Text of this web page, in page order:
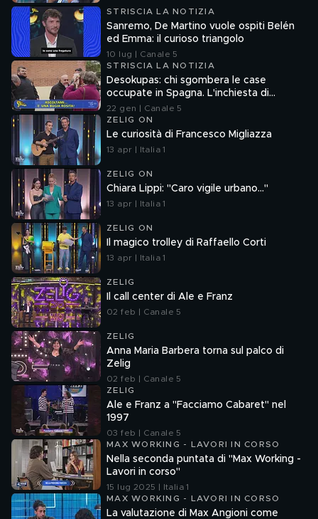
STRISCIA LA NOTIZIA
Sanremo, De Martino vuole ospiti Belén
ed Emma: il curioso triangolo
10 lug | Canale 5
STRISCIA LA NOTIZIA
Desokupas: chi sgombera le case
occupate in Spagna. L'inchiesta di
Francesco Mazza
22 gen | Canale 5
ZELIG ON
Le curiosità di Francesco Migliazza
13 apr | Italia 1
ZELIG ON
Chiara Lippi: "Caro vigile urbano..."
13 apr | Italia 1
ZELIG ON
Il magico trolley di Raffaello Corti
13 apr | Italia 1
ZELIG
Il call center di Ale e Franz
02 feb | Canale 5
ZELIG
Anna Maria Barbera torna sul palco di
Zelig
02 feb | Canale 5
ZELIG
Ale e Franz a "Facciamo Cabaret" nel
1997
03 feb | Canale 5
MAX WORKING - LAVORI IN CORSO
Nella seconda puntata di "Max Working -
Lavori in corso"
15 lug 2025 | Italia 1
MAX WORKING - LAVORI IN CORSO
La valutazione di Max Angioni come